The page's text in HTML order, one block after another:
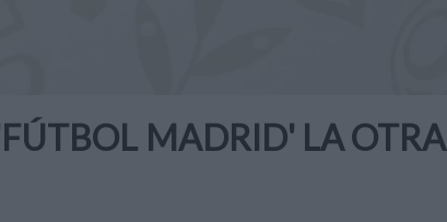
MADRID' LA OTRA